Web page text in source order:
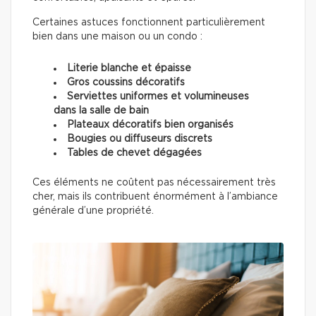
Certaines astuces fonctionnent particulièrement
bien dans une maison ou un condo :
Literie blanche et épaisse
Gros coussins décoratifs
Serviettes uniformes et volumineuses
dans la salle de bain
Plateaux décoratifs bien organisés
Bougies ou diffuseurs discrets
Tables de chevet dégagées
Ces éléments ne coûtent pas nécessairement très
cher, mais ils contribuent énormément à l’ambiance
générale d’une propriété.